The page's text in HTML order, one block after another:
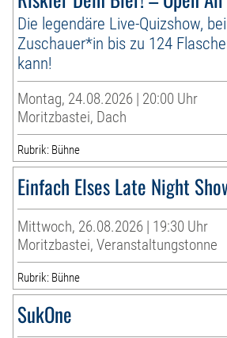
Die legendäre Live-Quizshow,
Zuschauer*in bis zu 124
kann!
Montag, 24.08.2026 | 20:00 Uhr
Moritzbastei, Dach
Rubrik: Bühne
Einfach Elses Late Night
Mittwoch, 26.08.2026 | 19:30 Uhr
Moritzbastei, Veranstaltungstonne
Rubrik: Bühne
SukOne